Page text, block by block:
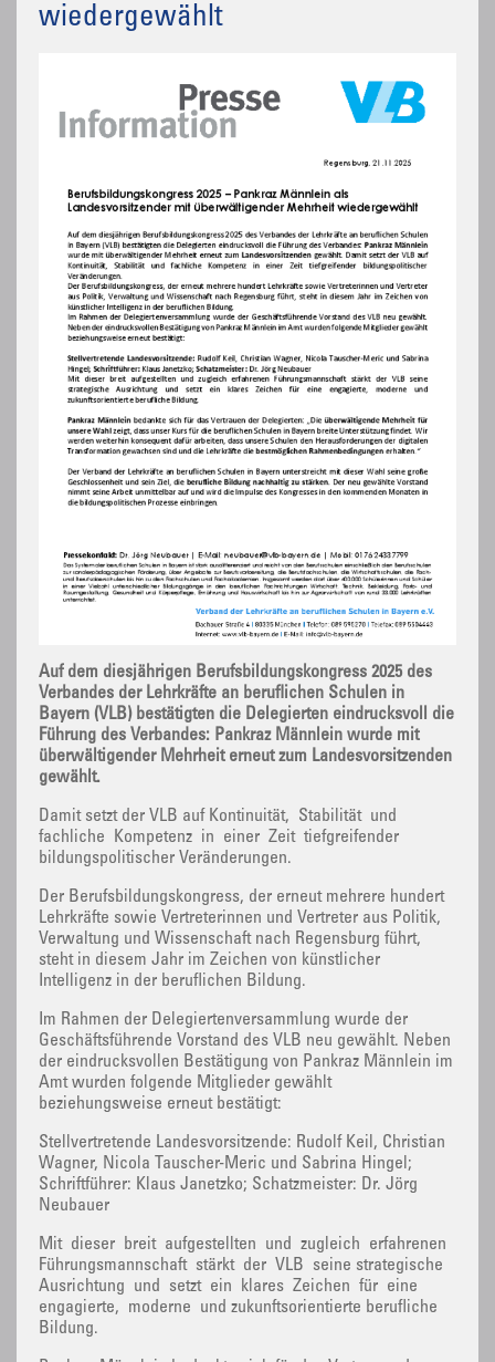
wiedergewählt
Auf dem diesjährigen Berufsbildungskongress 2025 des
Verbandes der Lehrkräfte an beruflichen Schulen in
Bayern (VLB) bestätigten die Delegierten eindrucksvoll die
Führung des Verbandes: Pankraz Männlein wurde mit
überwältigender Mehrheit erneut zum Landesvorsitzenden
gewählt.
Damit setzt der VLB auf Kontinuität, Stabilität und
fachliche Kompetenz in einer Zeit tiefgreifender
bildungspolitischer Veränderungen.
Der Berufsbildungskongress, der erneut mehrere hundert
Lehrkräfte sowie Vertreterinnen und Vertreter aus Politik,
Verwaltung und Wissenschaft nach Regensburg führt,
steht in diesem Jahr im Zeichen von künstlicher
Intelligenz in der beruflichen Bildung.
Im Rahmen der Delegiertenversammlung wurde der
Geschäftsführende Vorstand des VLB neu gewählt. Neben
der eindrucksvollen Bestätigung von Pankraz Männlein im
Amt wurden folgende Mitglieder gewählt
beziehungsweise erneut bestätigt:
Stellvertretende Landesvorsitzende: Rudolf Keil, Christian
Wagner, Nicola Tauscher-Meric und Sabrina Hingel;
Schriftführer: Klaus Janetzko; Schatzmeister: Dr. Jörg
Neubauer
Mit dieser breit aufgestellten und zugleich erfahrenen
Führungsmannschaft stärkt der VLB seine strategische
Ausrichtung und setzt ein klares Zeichen für eine
engagierte, moderne und zukunftsorientierte berufliche
Bildung.